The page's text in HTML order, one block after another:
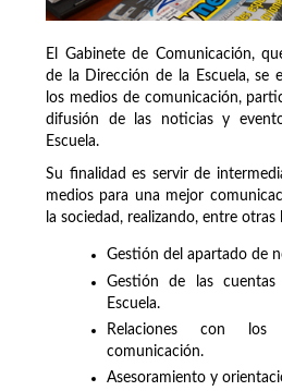
El Gabinete de Comunicación,
de la Dirección de la Escuela, se
los medios de comunicación,
difusión de las noticias y
Escuela.
Su finalidad es servir de
medios para una mejor
la sociedad, realizando, entre otras
Gestión del apartado de
Gestión de las
Escuela.
Relaciones con
comunicación.
Asesoramiento y